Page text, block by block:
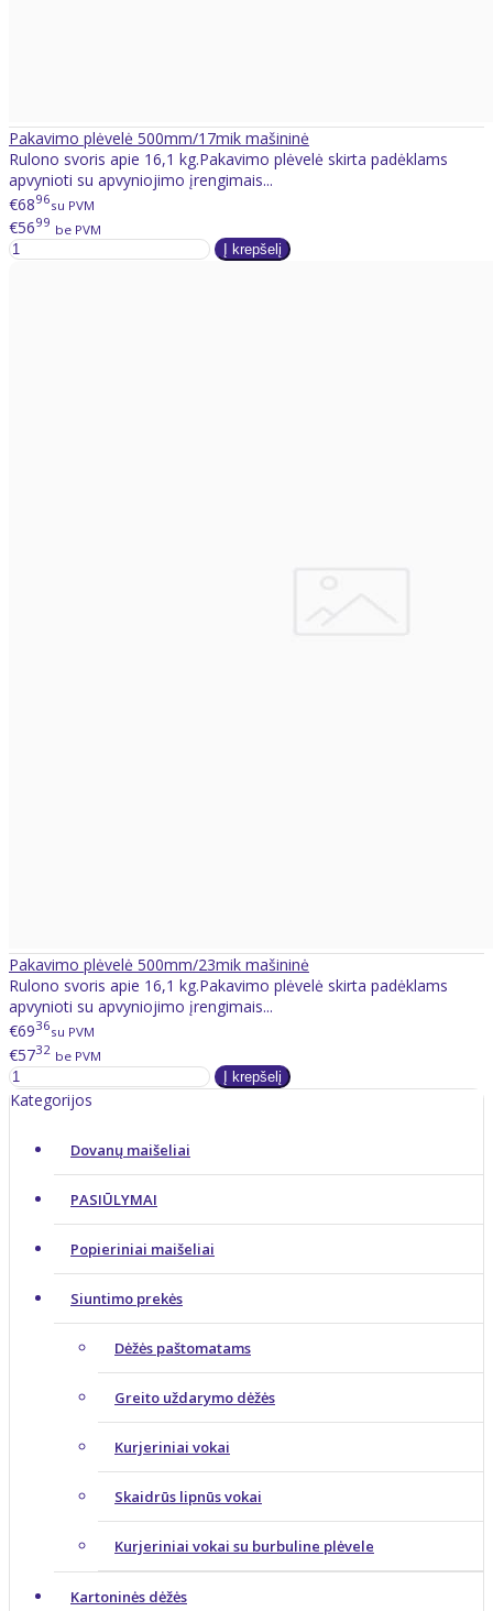
Pakavimo plėvelė 500mm/17mik mašininė
Rulono svoris apie 16,1 kg.Pakavimo plėvelė skirta padėklams
apvynioti su apvyniojimo įrengimais...
€6896su PVM
€5699 be PVM
Pakavimo plėvelė 500mm/23mik mašininė
Rulono svoris apie 16,1 kg.Pakavimo plėvelė skirta padėklams
apvynioti su apvyniojimo įrengimais...
€6936su PVM
€5732 be PVM
Kategorijos
Dovanų maišeliai
PASIŪLYMAI
Popieriniai maišeliai
Siuntimo prekės
Dėžės paštomatams
Greito uždarymo dėžės
Kurjeriniai vokai
Skaidrūs lipnūs vokai
Kurjeriniai vokai su burbuline plėvele
Kartoninės dėžės